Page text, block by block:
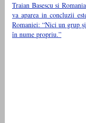
Traian Basescu si
va aparea in concluzii
Romaniei: “Nici un grup
în nume propriu.”